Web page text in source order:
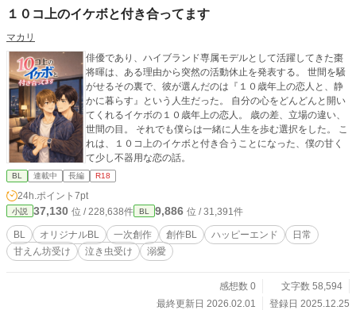
１０コ上のイケボと付き合ってます
マカリ
俳優であり、ハイブランド専属モデルとして活躍してきた棗
将暉は、ある理由から突然の活動休止を発表する。 世間を騒
がせるその裏で、彼が選んだのは『１０歳年上の恋人と、静
かに暮らす』という人生だった。 自分の心をどんどんと開い
てくれるイケボの１０歳年上の恋人。 歳の差、立場の違い、
世間の目。 それでも僕らは一緒に人生を歩む選択をした。 こ
れは、１０コ上のイケボと付き合うことになった、僕の甘く
て少し不器用な恋の話。
BL 連載中 長編 R18
24h.ポイント 7pt
小説 37,130 位 / 228,638件 BL 9,886 位 / 31,391件
BL オリジナルBL 一次創作 創作BL ハッピーエンド
日常
甘えん坊受け
泣き虫受け 溺愛
感想数 0
文字数 58,594
最終更新日 2026.02.01
登録日 2025.12.25